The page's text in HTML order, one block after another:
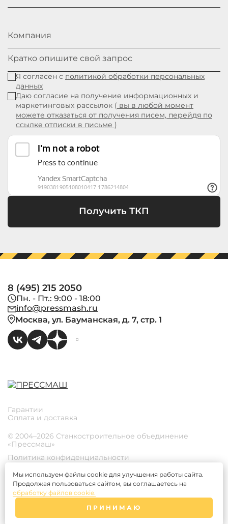
Компания
Кратко опишите свой запрос
Я согласен с политикой обработки персональных
данных
Даю согласие на получение информационных и
маркетинговых рассылок ( вы в любой момент
можете отказаться от получения писем, перейдя по
ссылке отписки в письме )
Получить ТКП
8 (495) 215 2050
Пн. - Пт.: 9:00 - 18:00
info@pressmash.ru
Москва, ул. Бауманская, д. 7, стр. 1
Гарантии
Оплата и доставка
© 2004–2026 Станкостроительное объединение
«Прессмаш»
Политика конфиденциальности
Пользовательское соглашение
Согласие на обработку персональных данных
Политика использования файлов Cookies
Согласие на получение рекламных рассылок
Согласие на распространение персональных данных
Правила применения рекомендательных технологий
Мы используем файлы cookie для улучшения работы сайта.
Продолжая пользоваться сайтом, вы соглашаетесь на
обработку файлов cookie.
ПРИНИМАЮ